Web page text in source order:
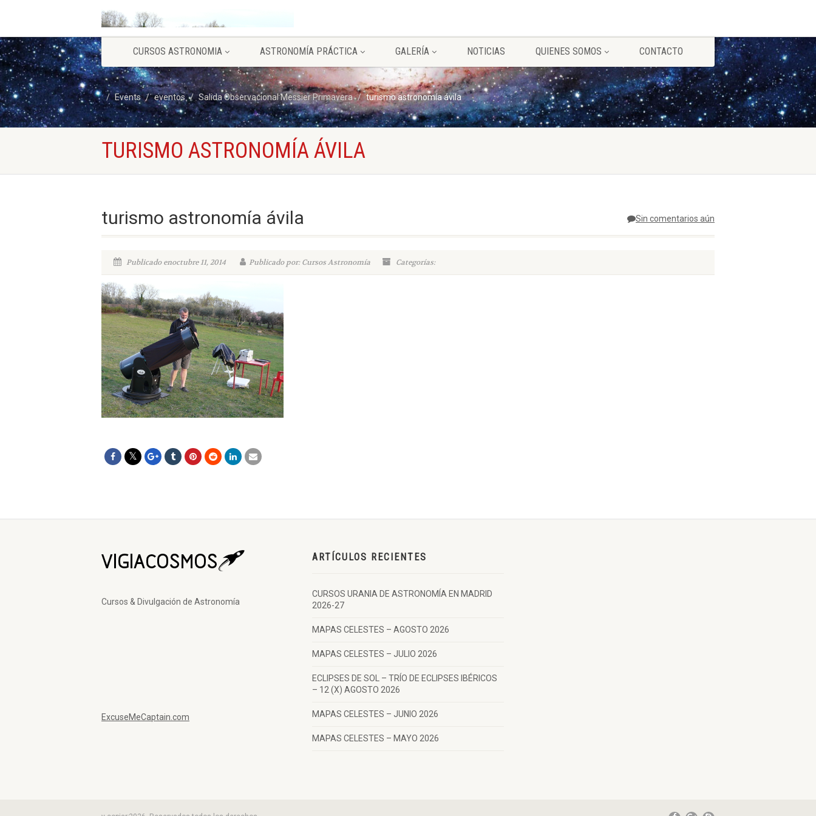
CURSOS ASTRONOMIA ASTRONOMÍA PRÁCTICA GALERÍA NOTICIAS QUIENES SOMOS CONTACTO
Events eventos Salida Observacional Messier Primavera turismo astronomía ávila
TURISMO ASTRONOMÍA ÁVILA
Sin comentarios aún
turismo astronomía ávila
Publicado enoctubre 11, 2014 Publicado por: Cursos Astronomía Categorías:
Cursos & Divulgación de Astronomía
ExcuseMeCaptain.com
ARTÍCULOS RECIENTES
CURSOS URANIA DE ASTRONOMÍA EN MADRID
2026-27
MAPAS CELESTES – AGOSTO 2026
MAPAS CELESTES – JULIO 2026
ECLIPSES DE SOL – TRÍO DE ECLIPSES IBÉRICOS
– 12 (X) AGOSTO 2026
MAPAS CELESTES – JUNIO 2026
MAPAS CELESTES – MAYO 2026